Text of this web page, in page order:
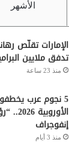
الأشهر
الإمارات تقلّص
تدفق ملايين
منذ 23 ساعة
5 نجوم عرب
إنفوجراف
منذ 3 أيام